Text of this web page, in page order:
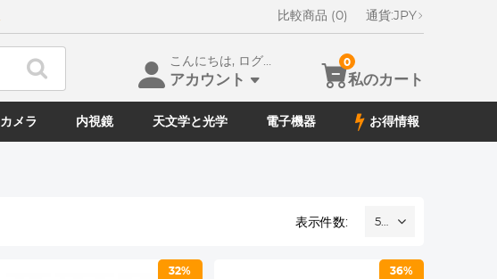
比較商品 (0) 通貨:JPY
こんにちは, ログイン
アカウント 私のカート
0
カメラ 内視鏡 天文学と光学 電子機器 お得情報
表示件数: 52
32%
36%